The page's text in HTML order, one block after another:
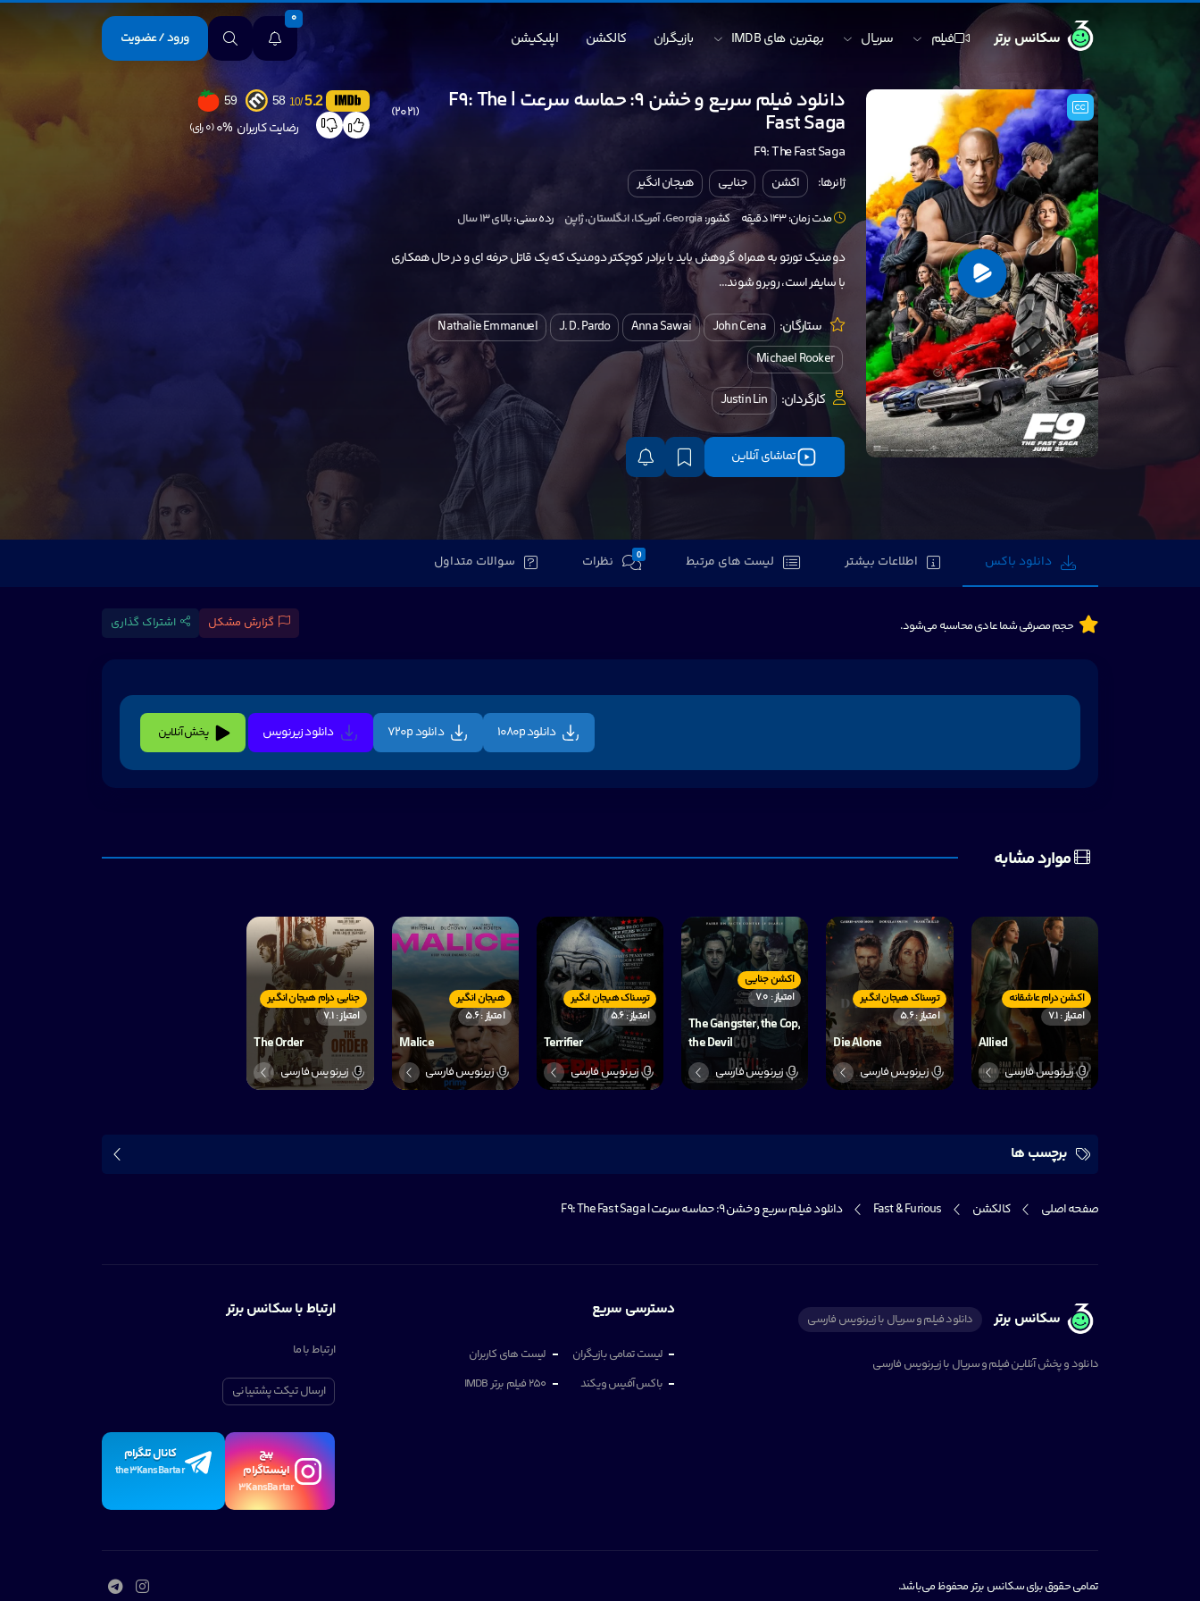
سکانس برتر فیلم سریال بهترین های IMDB بازیگران کالکشن اپلیکیشن
0
ورود / عضویت
دانلود فیلم سریع و خشن 9: حماسه سرعت | F9: The
Fast Saga
(2021)
F9: The Fast Saga
ژانرها: اکشن جنایی هیجان انگیر
مدت زمان: 143 دقیقه کشور:Georgia،آمریکا،انگلستان،ژاپن رده سنی:بالای ۱۳ سال
دومنیک تورتو به همراه گروهش باید با برادر کوچکتر دومنیک که یک قاتل حرفه ای و در حال همکاری
با سایفر است، روبرو شوند...
ستارگان: John Cena
Anna Sawai
J. D. Pardo
Nathalie Emmanuel
Michael Rooker
کارگردان: Justin Lin
تماشای آنلاین
5.2
/10
58
59
رضایت کاربران 0% (0 رای)
دانلود باکس اطلاعات بیشتر لیست های مرتبط 0 نظرات سوالات متداول
حجم مصرفی شما عادی محاسبه می‌شود. گزارش مشکل اشتراک گذاری
دانلود 1080p دانلود 720p دانلود زیرنویس پخش آنلاین
موارد مشابه
اکشن درام عاشقانه
امتیاز : 7.1
Allied
زیرنویس فارسی
ترسناک هیجان انگیر
امتیاز : 5.6
Die Alone
زیرنویس فارسی
اکشن جنایی
امتیاز : 7.0
The Gangster, the Cop,
the Devil
زیرنویس فارسی
ترسناک هیجان انگیر
امتیاز : 5.6
Terrifier
زیرنویس فارسی
هیجان انگیر
امتیاز : 5.6
Malice
زیرنویس فارسی
جنایی درام هیجان انگیر
امتیاز : 7.1
The Order
زیرنویس فارسی
برچسب ها
صفحه اصلی کالکشن Fast & Furious دانلود فیلم سریع و خشن 9: حماسه سرعت | F9: The Fast Saga
سکانس برتر دانلود فیلم و سریال با زیرنویس فارسی
دانلود و پخش آنلاین فیلم و سریال با زیرنویس فارسی
دسترسی سریع
لیست تمامی بازیگران
لیست های کاربران
باکس آفیس ویکند
250 فیلم برتر IMDB
ارتباط با سکانس برتر
ارتباط با ما
ارسال تیکت پشتیبانی
پیچ
اینستاگرام
3KansBartar
کانال تلگرام
the3KansBartar
تمامی حقوق برای سکانس برتر محفوظ می‌باشد.